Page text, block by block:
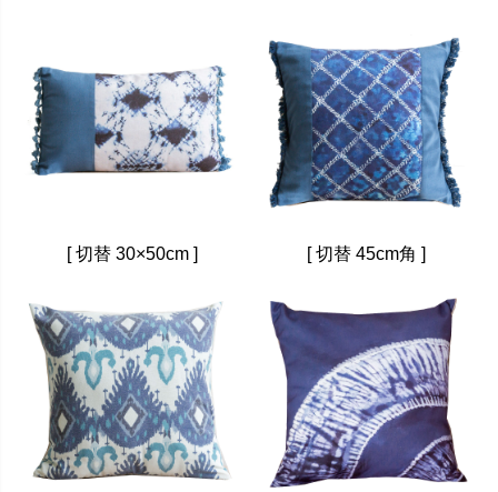
[ 切替 30×50cm ] [ 切替 45cm角 ]